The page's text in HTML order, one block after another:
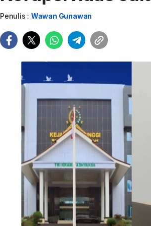
Penulis : Wawan Gunawan